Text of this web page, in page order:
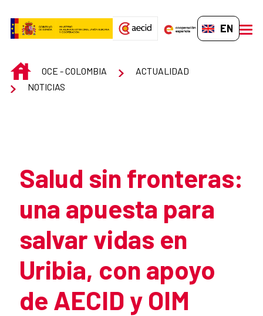
EN-GB
INICIOOCE - COLOMBIA
ACTUALIDAD
NOTICIAS
Salud sin fronteras:
una apuesta para
salvar vidas en
Uribia, con apoyo
de AECID y OIM